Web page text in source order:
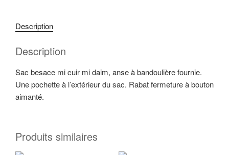
Description
Description
Sac besace mi cuir mi daim, anse à bandoulière fournie.
Une pochette à l’extérieur du sac. Rabat fermeture à bouton
aimanté.
Produits similaires